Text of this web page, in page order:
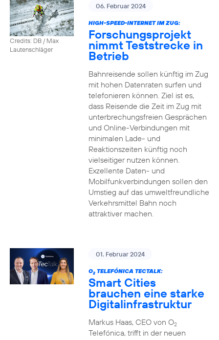
Credits: DB / Max
Lautenschläger
06. Februar 2024
HIGH-SPEED-INTERNET IM ZUG:
Forschungsprojekt
nimmt Teststrecke in
Betrieb
Bahnreisende sollen künftig im Zug
mit hohen Datenraten surfen und
telefonieren können. Ziel ist es,
dass Reisende die Zeit im Zug mit
unterbrechungsfreien Gesprächen
und Online-Verbindungen mit
minimalen Lade- und
Reaktionszeiten künftig noch
vielseitiger nutzen können.
Exzellente Daten- und
Mobilfunkverbindungen sollen den
Umstieg auf das umweltfreundliche
Verkehrsmittel Bahn noch
attraktiver machen.
01. Februar 2024
O2TELEFÓNICA TECTALK:
Smart Cities
brauchen eine starke
Digitalinfrastruktur
Markus Haas, CEO von O2
Telefónica, trifft in der neuen